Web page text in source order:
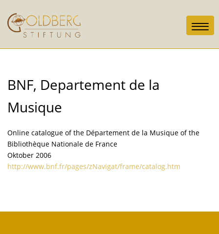
BNF, Departement de la
Musique
Online catalogue of the Département de la Musique of the
Bibliothèque Nationale de France
Oktober 2006
http://www.bnf.fr/pages/zNavigat/frame/catalog.htm